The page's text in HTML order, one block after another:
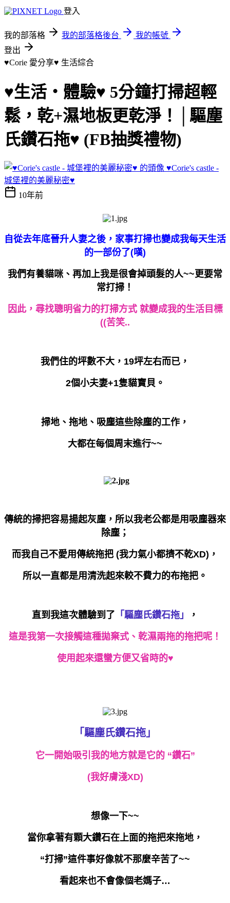
登入
我的部落格 我的部落格後台
我的帳號
登出
♥Corie 愛分享♥ 生活綜合
♥生活‧體驗♥ 5分鐘打掃超輕
鬆，乾+濕地板更乾淨！│驅塵
氏鑽石拖♥ (FB抽獎禮物)
♥Corie's castle -
城堡裡的美麗秘密♥
10年前
自從去年底晉升人妻之後，家事打掃也變成我每天生活
的一部份了(嘆)
我們有養貓咪、再加上我是很會掉頭髮的人~~更要常
常打掃！
因此，尋找聰明省力的打掃方式 就變成我的生活目標
((苦笑..
我們住的坪數不大，19坪左右而已，
2個小夫妻+1隻貓寶貝。
掃地、拖地、吸塵這些除塵的工作，
大都在每個周末進行~~
傳統的掃把容易揚起灰塵，所以我老公都是用吸塵器來
除塵；
而我自己不愛用傳統拖把 (我力氣小都擠不乾XD)，
所以一直都是用清洗起來較不費力的布拖把。
直到我這次體驗到了 「驅塵氏鑽石拖」 ，
這是我第一次接觸這種拋棄式、乾濕兩拖的拖把呢！
使用起來還蠻方便又省時的♥
「驅塵氏鑽石拖」
它一開始吸引我的地方就是它的 “鑽石”
(我好膚淺XD)
想像一下~~
當你拿著有顆大鑽石在上面的拖把來拖地，
“打掃”這件事好像就不那麼辛苦了~~
看起來也不會像個老媽子…